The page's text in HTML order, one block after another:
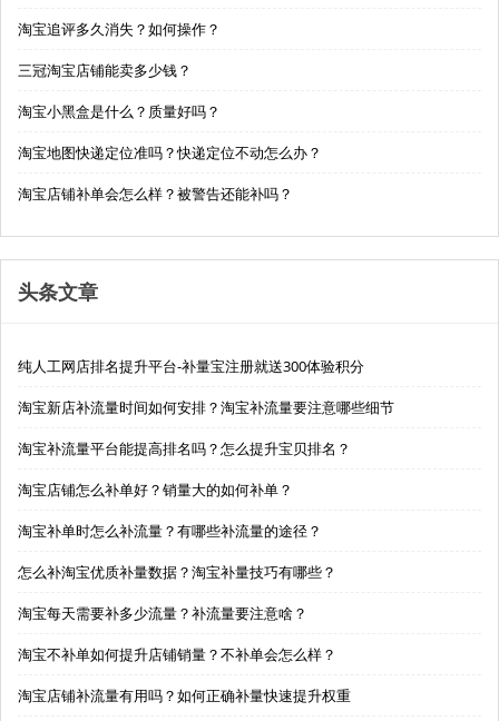
淘宝追评多久消失？如何操作？
三冠淘宝店铺能卖多少钱？
淘宝小黑盒是什么？质量好吗？
淘宝地图快递定位准吗？快递定位不动怎么办？
淘宝店铺补单会怎么样？被警告还能补吗？
头条文章
纯人工网店排名提升平台-补量宝注册就送300体验积分
淘宝新店补流量时间如何安排？淘宝补流量要注意哪些细节
淘宝补流量平台能提高排名吗？怎么提升宝贝排名？
淘宝店铺怎么补单好？销量大的如何补单？
淘宝补单时怎么补流量？有哪些补流量的途径？
怎么补淘宝优质补量数据？淘宝补量技巧有哪些？
淘宝每天需要补多少流量？补流量要注意啥？
淘宝不补单如何提升店铺销量？不补单会怎么样？
淘宝店铺补流量有用吗？如何正确补量快速提升权重